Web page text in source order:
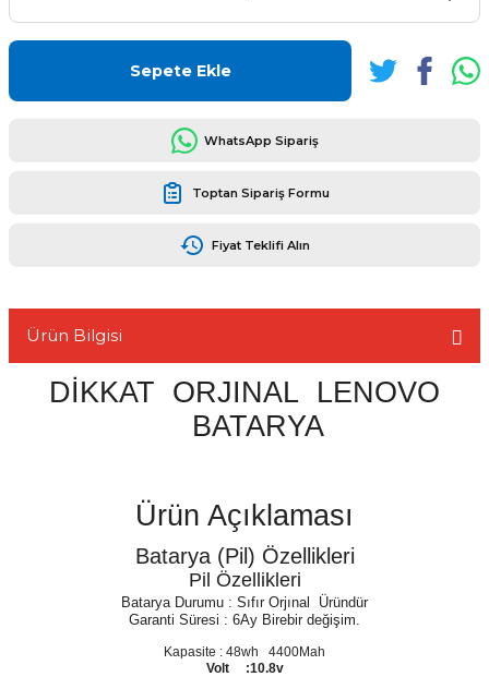
Sepete Ekle
WhatsApp Sipariş
Toptan Sipariş Formu
Fiyat Teklifi Alın
Ürün Bilgisi
DİKKAT ORJINAL LENOVO
BATARYA
Ürün Açıklaması
Batarya (Pil) Özellikleri
Pil Özellikleri
Batarya Durumu : Sıfır Orjınal
Üründür
Garanti Süresi : 6Ay Birebir değişim.
Kapasite : 48wh 4400Mah
Volt :10.8v